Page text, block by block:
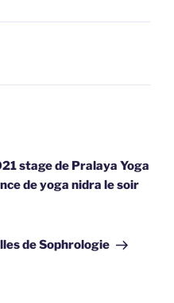
stage de Pralaya Yoga
de yoga nidra le soir
de Sophrologie